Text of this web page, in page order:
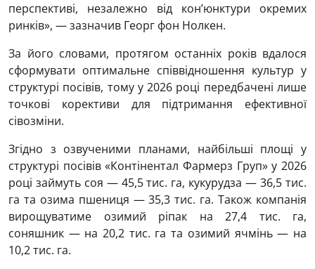
перспективі, незалежно від кон’юнктури окремих
ринків», — зазначив Георг фон Нолкен.
За його словами, протягом останніх років вдалося
сформувати оптимальне співвідношення культур у
структурі посівів, тому у 2026 році передбачені лише
точкові корективи для підтримання ефективної
сівозміни.
Згідно з озвученими планами, найбільші площі у
структурі посівів «Контінентал Фармерз Груп» у 2026
році займуть соя — 45,5 тис. га, кукурудза — 36,5 тис.
га та озима пшениця — 35,3 тис. га. Також компанія
вирощуватиме озимий ріпак на 27,4 тис. га,
соняшник — на 20,2 тис. га та озимий ячмінь — на
10,2 тис. га.